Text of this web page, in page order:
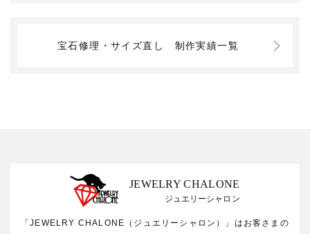
宝石修理・サイズ直し 制作実績一覧
JEWELRY CHALONE
ジュエリーシャロン
「JEWELRY CHALONE（ジュエリーシャロン）」はお客さまの